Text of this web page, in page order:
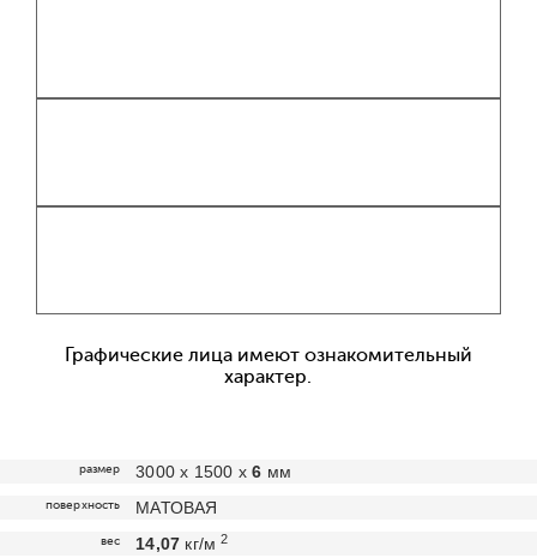
Графические лица имеют ознакомительный
характер.
размер 3000 х 1500 х6 мм
поверхность МАТОВАЯ
вес 14,07 кг/м2